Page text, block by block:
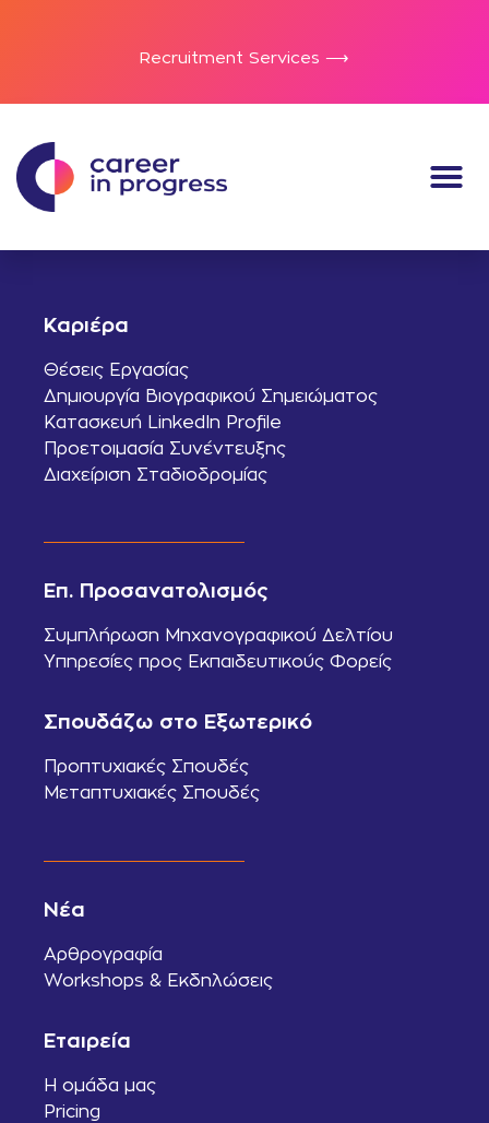
Recruitment Services ⟶
Καριέρα
Θέσεις Εργασίας
Δημιουργία Βιογραφικού Σημειώματος
Κατασκευή LinkedIn Profile
Προετοιμασία Συνέντευξης
Διαχείριση Σταδιοδρομίας
Επ. Προσανατολισμός
Συμπλήρωση Μηχανογραφικού Δελτίου
Υπηρεσίες προς Εκπαιδευτικούς Φορείς
Σπουδάζω στο Εξωτερικό
Προπτυχιακές Σπουδές
Μεταπτυχιακές Σπουδές
Νέα
Αρθρογραφία
Workshops & Εκδηλώσεις
Εταιρεία
Η ομάδα μας
Pricing